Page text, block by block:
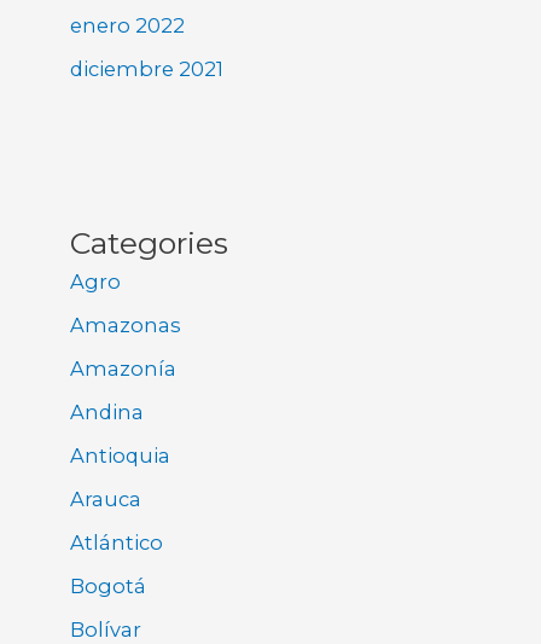
enero 2022
diciembre 2021
Categories
Agro
Amazonas
Amazonía
Andina
Antioquia
Arauca
Atlántico
Bogotá
Bolívar